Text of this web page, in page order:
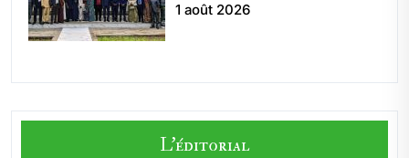
1 août 2026
L'éditorial